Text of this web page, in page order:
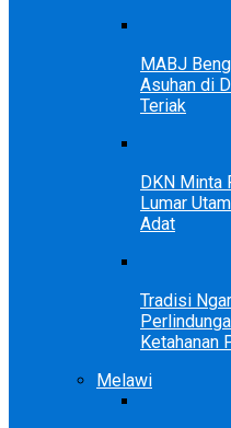
MABJ
Asuhan di
Teriak
DKN Minta
Lumar
Adat
Tradisi
Ketahanan
Melawi